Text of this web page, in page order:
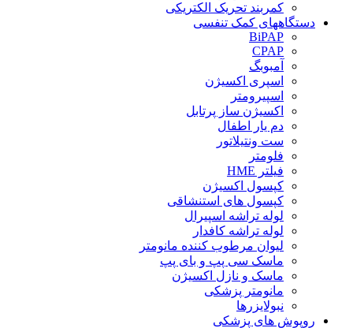
کمربند تحریک الکتریکی
دستگاههای کمک تنفسی
BiPAP
CPAP
آمبوبگ
اسپری اکسیژن
اسپیرومتر
اکسیژن ساز پرتابل
دم یار اطفال
ست ونتیلاتور
فلومتر
فیلتر HME
کپسول اکسیژن
کپسول های استنشاقی
لوله تراشه اسپیرال
لوله تراشه کافدار
لیوان مرطوب کننده مانومتر
ماسک سی پپ و بای پپ
ماسک و نازل اکسیژن
مانومتر پزشکی
نبولایزرها
روپوش های پزشکی